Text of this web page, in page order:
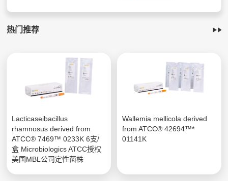
热门推荐
Lacticaseibacillus
rhamnosus derived from
ATCC® 7469™ 0233K 6支/
盒 Microbiologics ATCC授权
美国MBL公司定性菌株
Wallemia mellicola derived
from ATCC® 42694™*
01141K